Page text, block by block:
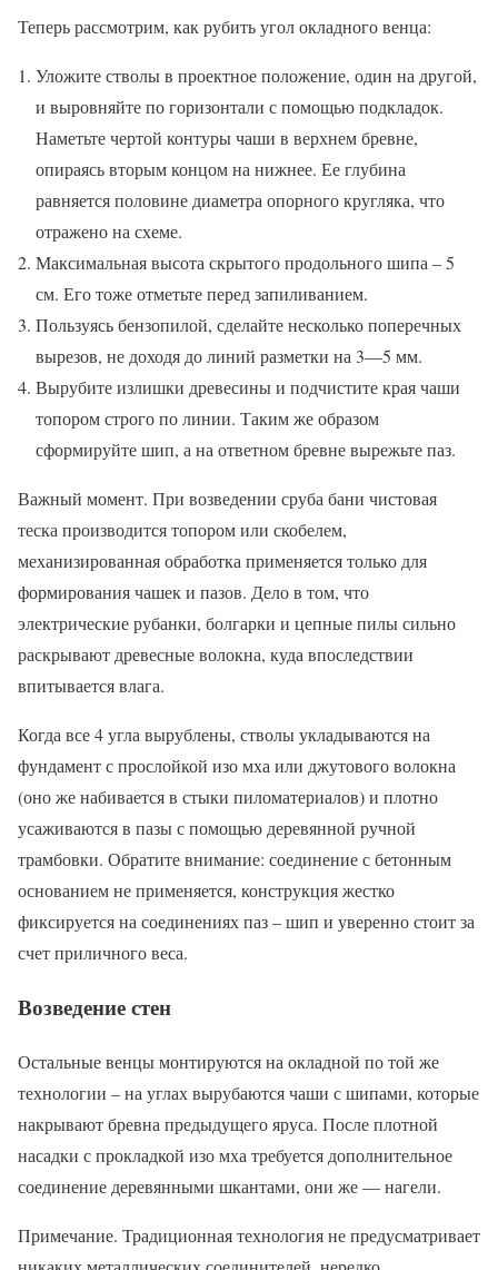
Теперь рассмотрим, как рубить угол окладного венца:
Уложите стволы в проектное положение, один на другой,
и выровняйте по горизонтали с помощью подкладок.
Наметьте чертой контуры чаши в верхнем бревне,
опираясь вторым концом на нижнее. Ее глубина
равняется половине диаметра опорного кругляка, что
отражено на схеме.
Максимальная высота скрытого продольного шипа – 5
см. Его тоже отметьте перед запиливанием.
Пользуясь бензопилой, сделайте несколько поперечных
вырезов, не доходя до линий разметки на 3—5 мм.
Вырубите излишки древесины и подчистите края чаши
топором строго по линии. Таким же образом
сформируйте шип, а на ответном бревне вырежьте паз.
Важный момент. При возведении сруба бани чистовая
теска производится топором или скобелем,
механизированная обработка применяется только для
формирования чашек и пазов. Дело в том, что
электрические рубанки, болгарки и цепные пилы сильно
раскрывают древесные волокна, куда впоследствии
впитывается влага.
Когда все 4 угла вырублены, стволы укладываются на
фундамент с прослойкой изо мха или джутового волокна
(оно же набивается в стыки пиломатериалов) и плотно
усаживаются в пазы с помощью деревянной ручной
трамбовки. Обратите внимание: соединение с бетонным
основанием не применяется, конструкция жестко
фиксируется на соединениях паз – шип и уверенно стоит за
счет приличного веса.
Возведение стен
Остальные венцы монтируются на окладной по той же
технологии – на углах вырубаются чаши с шипами, которые
накрывают бревна предыдущего яруса. После плотной
насадки с прокладкой изо мха требуется дополнительное
соединение деревянными шкантами, они же — нагели.
Примечание. Традиционная технология не предусматривает